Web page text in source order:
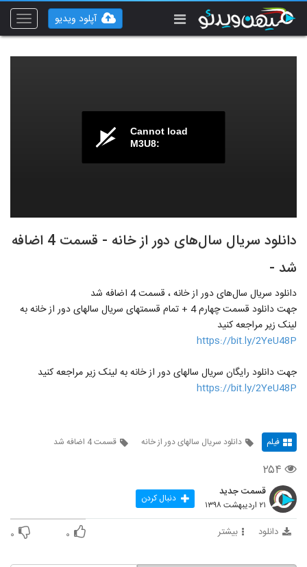
Toggle
آپلود ویدیو
Cannot load
M3U8:
دانلود سریال سال‌های دور از خانه - قسمت 4 اضافه
شد -
دانلود سریال سال‌های دور از خانه ، قسمت 4 اضافه شد
جهت دانلود قسمت چهارم 4 + تمام قسمتهای سریال سالهای دور از خانه به
لینک زیر مراجعه کنید
https://bit.ly/2YeU48P
جهت دانلود رایگان سریال سالهای دور از خانه به لینک زیر مراجعه کنید
https://bit.ly/2YeU48P
فیلم دانلود سریال سالهای دور از خانه قسمت 4 اضافه شد
۲۵۴
قسمت جدید
۲۱ اردیبهشت ۱۳۹۸ دنبال کردن
دانلود بیشتر ۰ ۰